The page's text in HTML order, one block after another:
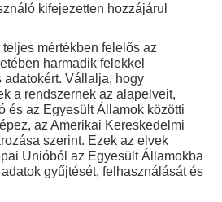
kifejezetten hozzájárul
mértékben felelős az
harmadik felekkel
adatokért. Vállalja, hogy
a rendszernek az alapelveit,
és az Egyesült Államok közötti
az Amerikai Kereskedelmi
szerint. Ezek az elvek
Unióból az Egyesült Államokba
gyűjtését, felhasználását és